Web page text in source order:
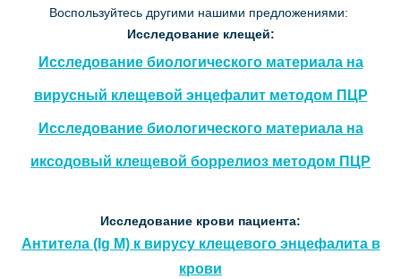
Воспользуйтесь другими нашими предложениями:
Исследование клещей:
Исследование биологического материала на
вирусный клещевой энцефалит методом ПЦР
Исследование биологического материала на
иксодовый клещевой боррелиоз методом ПЦР
Исследование крови пациента:
Антитела (Ig M) к вирусу клещевого энцефалита в
крови